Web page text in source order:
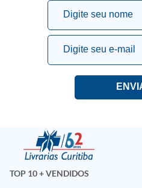
TOP 10 + VENDIDOS